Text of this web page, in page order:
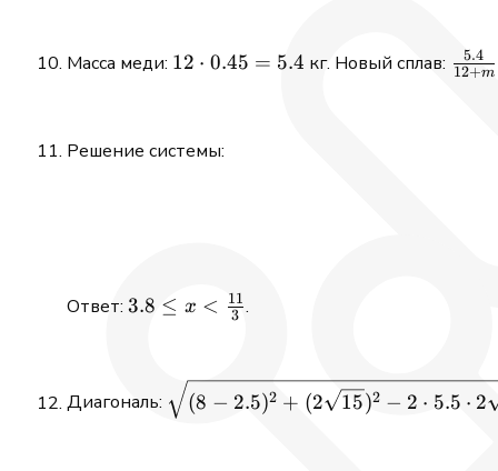
(t-
=
Масса меди: 12
12 ⋅ 0.45 = 5.4 кг. Новый сплав: 12+m
5.4
Решение системы:
Ответ: 3.8 \le x
3.8 ≤ x < 3
11.
Диагональ:
\sqrt{(8-2.5)^2
+
(8 − 2.5)2 + (2 15)2 − 2 ⋅ 5.5 ⋅ 2